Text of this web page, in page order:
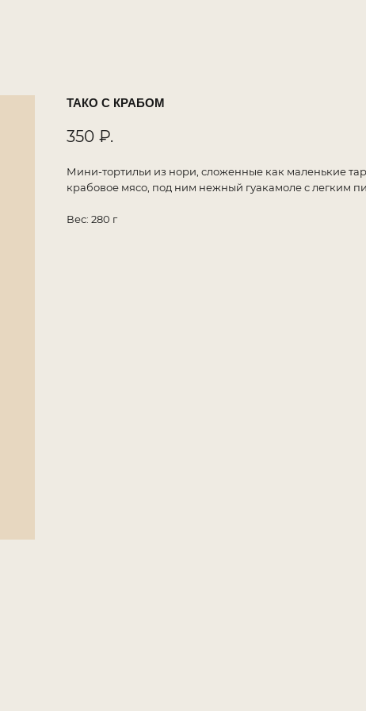
ТАКО С КРАБОМ
350 ₽.
Мини-тортильи из нори, сложенные как маленькие
крабовое мясо, под ним нежный гуакамоле с легким
Вес: 280 г